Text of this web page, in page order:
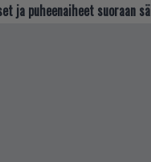
ja puheenaiheet suoraan